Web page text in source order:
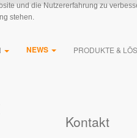
NEWS PRODUKTE &
Kontakt
und die Nutzererfahrung zu
stehen.